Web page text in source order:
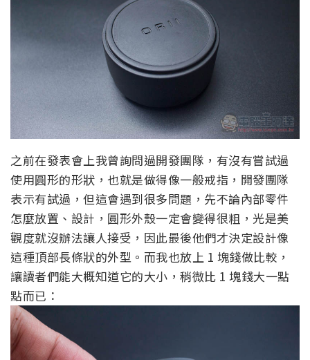
之前在發表會上我曾詢問過開發團隊，有沒有嘗試過
使用圓形的形狀，也就是做得像一般戒指，開發團隊
表示有試過，但這會遇到很多問題，先不論內部零件
怎麼放置、設計，圓形外殼一定會變得很粗，光是美
觀度就沒辦法讓人接受，因此最後他們才決定設計像
這種頂部長條狀的外型。而我也放上 1 塊錢做比較，
讓讀者們能大概知道它的大小，稍微比 1 塊錢大一點
點而已：